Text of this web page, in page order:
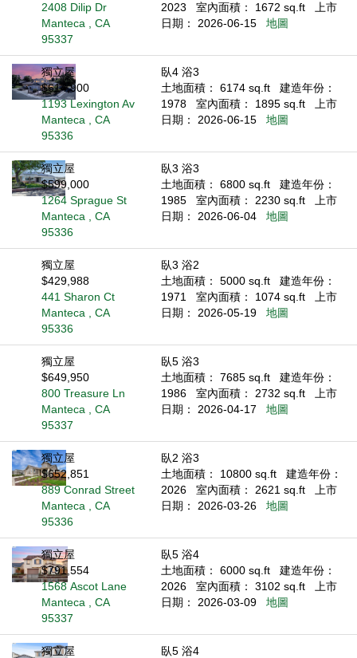
2408 Dilip Dr
Manteca , CA
95337
2023
室內面積： 1672 sq.ft
上市
日期： 2026-06-15
地圖
獨立屋
$614,900
1193 Lexington Av
Manteca , CA
95336
臥4 浴3
土地面積： 6174 sq.ft
建造年份：
1978
室內面積： 1895 sq.ft
上市
日期： 2026-06-15
地圖
獨立屋
$599,000
1264 Sprague St
Manteca , CA
95336
臥3 浴3
土地面積： 6800 sq.ft
建造年份：
1985
室內面積： 2230 sq.ft
上市
日期： 2026-06-04
地圖
獨立屋
$429,988
441 Sharon Ct
Manteca , CA
95336
臥3 浴2
土地面積： 5000 sq.ft
建造年份：
1971
室內面積： 1074 sq.ft
上市
日期： 2026-05-19
地圖
獨立屋
$649,950
800 Treasure Ln
Manteca , CA
95337
臥5 浴3
土地面積： 7685 sq.ft
建造年份：
1986
室內面積： 2732 sq.ft
上市
日期： 2026-04-17
地圖
獨立屋
$652,851
889 Conrad Street
Manteca , CA
95336
臥2 浴3
土地面積： 10800 sq.ft
建造年份：
2026
室內面積： 2621 sq.ft
上市
日期： 2026-03-26
地圖
獨立屋
$791,554
1568 Ascot Lane
Manteca , CA
95337
臥5 浴4
土地面積： 6000 sq.ft
建造年份：
2026
室內面積： 3102 sq.ft
上市
日期： 2026-03-09
地圖
獨立屋
臥5 浴4